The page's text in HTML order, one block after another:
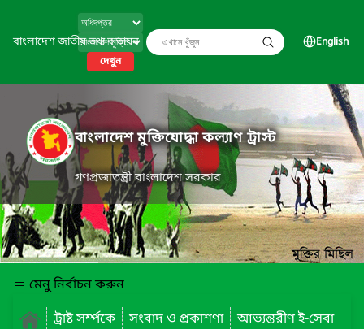
বাংলাদেশ জাতীয় তথ্য বাতায়ন
দেখুন
English
বাংলাদেশ মুক্তিযোদ্ধা কল্যাণ ট্রাস্ট
গণপ্রজাতন্ত্রী বাংলাদেশ সরকার
মেনু নির্বাচন করুন
ট্রাষ্ট সর্ম্পকে
সংবাদ ও প্রকাশণা
আভ্যন্তরীণ ই-সেবা